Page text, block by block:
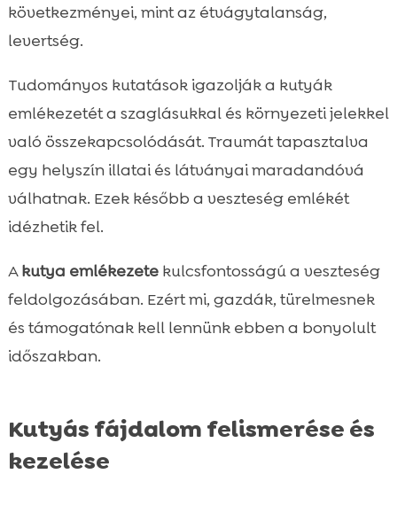
következményei, mint az étvágytalanság,
levertség.
Tudományos kutatások igazolják a kutyák
emlékezetét a szaglásukkal és környezeti jelekkel
való összekapcsolódását. Traumát tapasztalva
egy helyszín illatai és látványai maradandóvá
válhatnak. Ezek később a veszteség emlékét
idézhetik fel.
Akutya emlékezetekulcsfontosságú a veszteség
feldolgozásában. Ezért mi, gazdák, türelmesnek
és támogatónak kell lennünk ebben a bonyolult
időszakban.
Kutyás fájdalom felismerése és
kezelése